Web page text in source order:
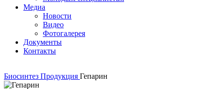
Медиа
Новости
Видео
Фотогалерея
Документы
Контакты
Биосинтез Продукция Гепарин